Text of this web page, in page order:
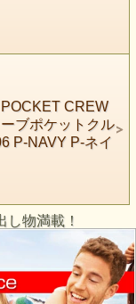
CREW
ブポケットクル
P-NAVY P-ネイ
物満載！